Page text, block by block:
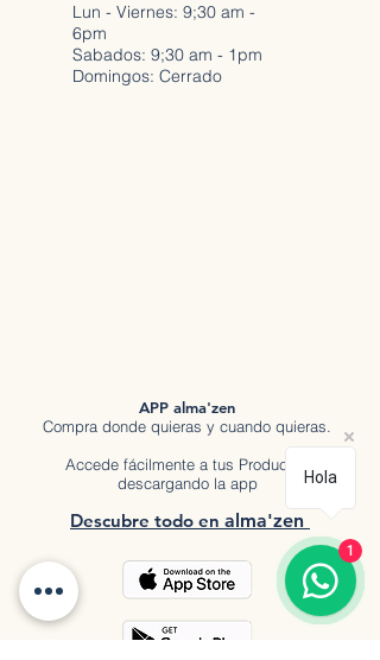
Lun - Viernes: 9;30 am -
6pm
Sabados: 9;30 am - 1pm
Domingos: Cerrado
APP alma'zen
Compra donde quieras y cuando quieras.
Accede fácilmente a tus Productos
descargando la app
Descubre todo en a lma'zen
Hola
1